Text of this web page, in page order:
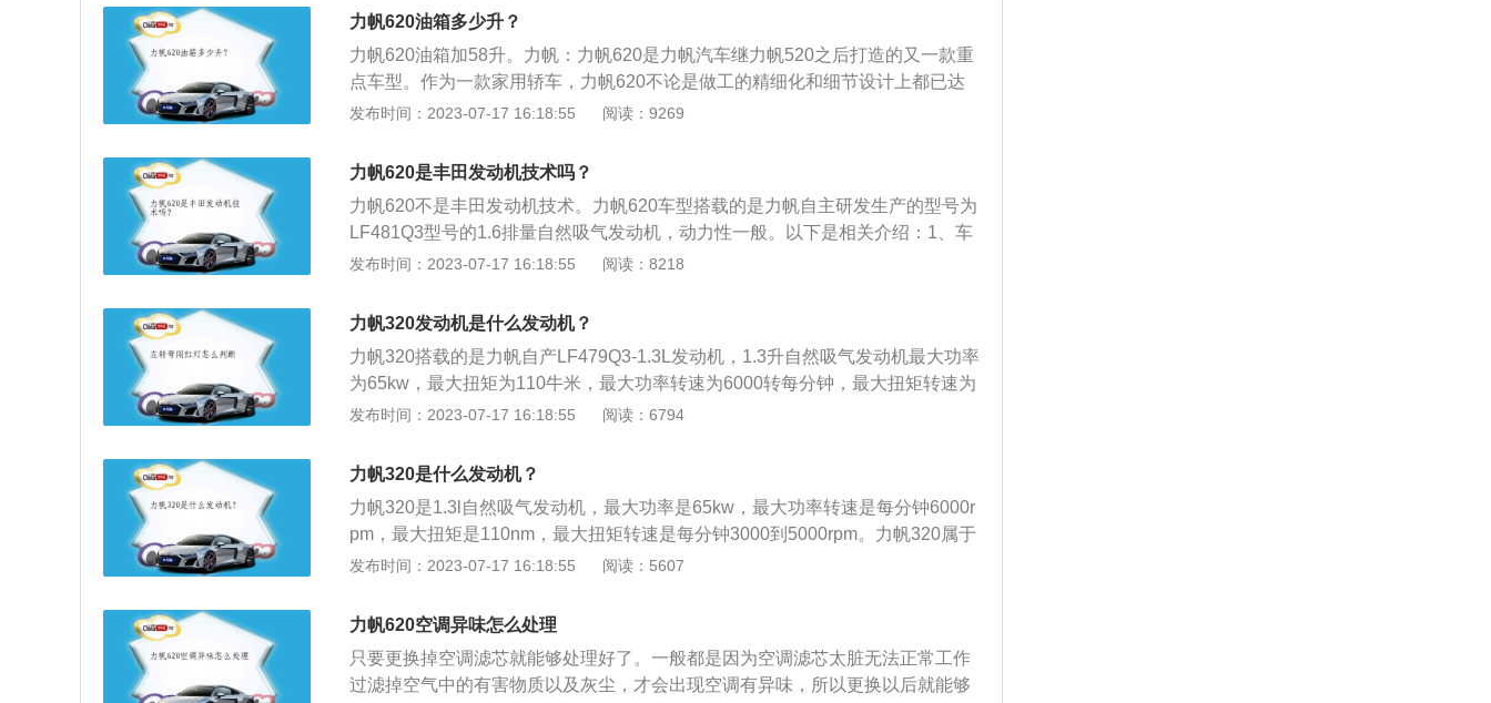
市场造成不小的冲击；3、整车外型设计采用了欧系车，线条凌厉，造型稳重的
设计理念，长宽高4550mm×1705mm×1495mm，轴距2605mm，在同级车中拥
有宽敞的驾乘空间；4、采用了七副式铝合金轮毂配合195轮胎，搭载了巴西原装
进口1.6LTritec发动机，具有超高的动力性和燃油经济性，最大功率为85kW，最
大扭矩为149牛米。（数据来源力帆官网）加满一箱油能够跑多少公里？力帆620
0的车主反映这款车的平均油耗在8升/100公里左右,它的油箱容积是58升，如果加
满一箱油的话，它能够跑的的公里数是：58÷8×100=725公里。按照这个计算模
式得出的公里数也仅仅是作为参考数值，因为每个人他的驾驶方式、行为习惯，
力帆620油箱多少升？
力帆620油箱加58升。力帆：力帆620是力帆汽车继力帆520之后打造的又一款重
点车型。作为一款家用轿车，力帆620不论是做工的精细化和细节设计上都已达
到中高档车的标准，可以达到家用兼商务于一体。力帆620的推出将有助于力帆
重”的设计理念，长宽高4550mm×1705mm×1490mm，轴距2605mm，在同级车
中拥有宽敞的驾乘空间。发动机：采用七副式铝合金轮毂配合195轮胎。搭载巴
西原装进口1.6LTritec发动机，具有超高的动力性和燃油经济性。最大功率为85k
W，最高车速180km/h。
发布时间：2023-07-17 16:18:55 阅读：9269
力帆620是丰田发动机技术吗？
力帆620不是丰田发动机技术。力帆620车型搭载的是力帆自主研发生产的型号为
LF481Q3型号的1.6排量自然吸气发动机，动力性一般。以下是相关介绍：1、车
身尺寸：整车外型设计采用了欧系车“线条凌厉，造型稳重”的设计理念，长宽高4
2、配置方面：力帆620具有电子防盗系统、门窗自动关闭系统、真皮坐椅、影音
系统、电子中控门锁、MP3USB接口、全自动空调等配置，此外ABS+EBD，四
门玻璃防夹功能、吸能式转向管柱等安全配置也一应俱全。力帆620在上市后，
还可以根据消费者的自身需求进行个性化选配。譬如氙气大灯、带加热功能的驾
驶座、电子语音导航系统等豪华高档配置。
发布时间：2023-07-17 16:18:55 阅读：8218
力帆320发动机是什么发动机？
力帆320搭载的是力帆自产LF479Q3-1.3L发动机，1.3升自然吸气发动机最大功率
为65kw，最大扭矩为110牛米，最大功率转速为6000转每分钟，最大扭矩转速为
3000到5000转每分钟。这款发动机搭载了多点电喷技术，并且使用了铝合金缸盖
的介绍：1、力帆320的前悬架使用了麦弗逊独立悬架，后悬架使用了麦弗逊独立
悬架。这款车的前后悬架都有横向稳定杆，横向稳定杆可以抑制车身的侧倾幅
度，这样可以提高车子的操控性。2、力帆320采用了液压助力转向系统，技术成
熟，具有很好的回正性。
发布时间：2023-07-17 16:18:55 阅读：6794
力帆320是什么发动机？
力帆320是1.3l自然吸气发动机，最大功率是65kw，最大功率转速是每分钟6000r
pm，最大扭矩是110nm，最大扭矩转速是每分钟3000到5000rpm。力帆320属于
一款小型车，其车身尺寸是：长3745mm、宽1620mm、高1430mm，轴距为234
的驱动方式是前置前驱，车体结构是承载式。
发布时间：2023-07-17 16:18:55 阅读：5607
力帆620空调异味怎么处理
只要更换掉空调滤芯就能够处理好了。一般都是因为空调滤芯太脏无法正常工作
过滤掉空气中的有害物质以及灰尘，才会出现空调有异味，所以更换以后就能够